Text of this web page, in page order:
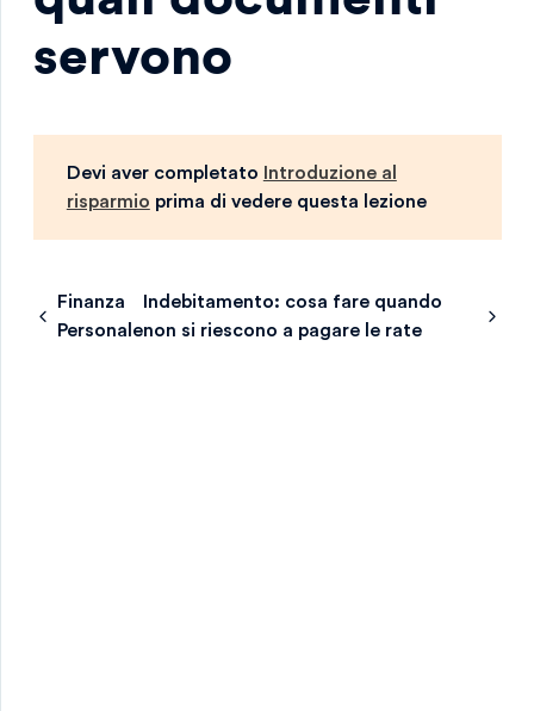
servono
Devi aver completato
Introduzione al
risparmio prima di vedere questa lezione
Finanza
Personale
Indebitamento: cosa fare quando
non si riescono a pagare le rate